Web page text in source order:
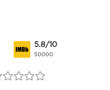
5.8/10
50000